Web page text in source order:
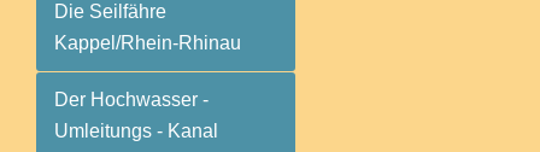
Die Seilfähre
Kappel/Rhein-Rhinau
Der Hochwasser -
Umleitungs - Kanal